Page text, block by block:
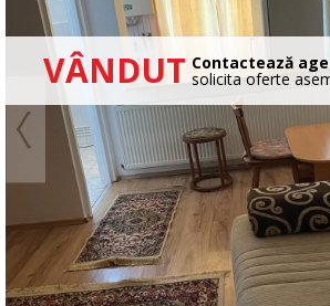
VÂNDUT Contactează
solicita oferte